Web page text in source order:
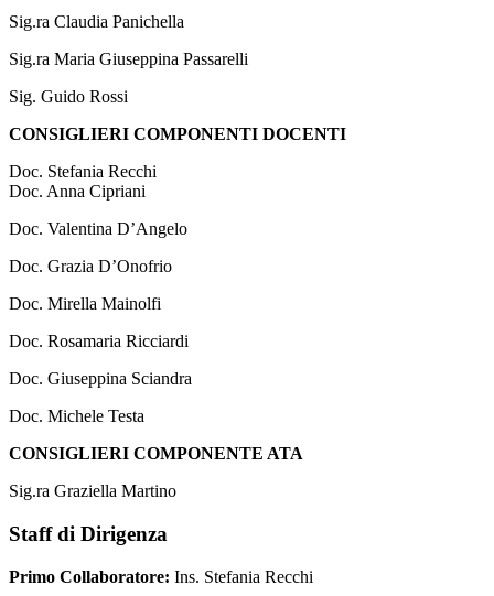
Sig.ra Claudia Panichella
Sig.ra Maria Giuseppina Passarelli
Sig. Guido Rossi
CONSIGLIERI COMPONENTI DOCENTI
Doc. Stefania Recchi
Doc. Anna Cipriani
Doc. Valentina D’Angelo
Doc. Grazia D’Onofrio
Doc. Mirella Mainolfi
Doc. Rosamaria Ricciardi
Doc. Giuseppina Sciandra
Doc. Michele Testa
CONSIGLIERI COMPONENTE ATA
Sig.ra Graziella Martino
Staff di Dirigenza
Primo Collaboratore: Ins. Stefania Recchi